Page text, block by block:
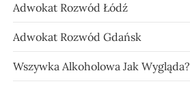
Adwokat Rozwód Łódź
Adwokat Rozwód Gdańsk
Wszywka Alkoholowa Jak Wygląda?